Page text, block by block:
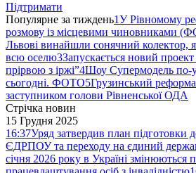
Підтримати
Популярне за тиждень1У Рівномому
розмову із місцевими
Львові винайшли сонячний колектор,
всю оселю3Запускається новий
прірвою з іржі”4Шоу Супермодель по-
сьогодні. ФОТО5Грузинський
заступником голови Рівненської ОДА
Стрічка новин
15 Грудня 2025
16:37Уряд затвердив план підготовки
ЄДРПОУ та переходу на єдиний
січня 2026 року в Україні змінюються